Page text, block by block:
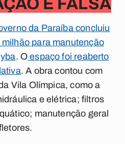
É FALSA
da Paraíba concluiu
para manutenção
. O espaço foi reaberto
. A obra contou com
Vila Olímpica, como a
e elétrica; filtros
manutenção geral